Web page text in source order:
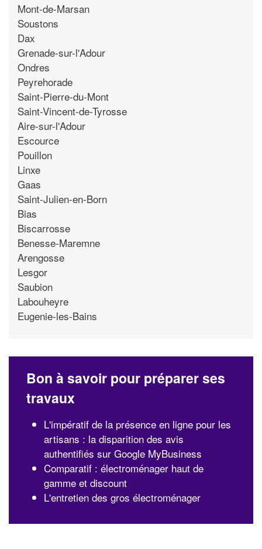
Mont-de-Marsan
Soustons
Dax
Grenade-sur-l'Adour
Ondres
Peyrehorade
Saint-Pierre-du-Mont
Saint-Vincent-de-Tyrosse
Aire-sur-l'Adour
Escource
Pouillon
Linxe
Gaas
Saint-Julien-en-Born
Bias
Biscarrosse
Benesse-Maremne
Arengosse
Lesgor
Saubion
Labouheyre
Eugenie-les-Bains
Bon à savoir pour préparer ses
travaux
L'impératif de la présence en ligne pour les
artisans : la disparition des avis
authentifiés sur Google MyBusiness
Comparatif : électroménager haut de
gamme et discount
L'entretien des gros électroménager